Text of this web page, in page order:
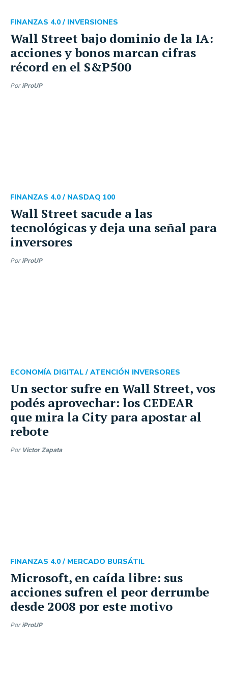
Wall Street bajo dominio de la IA:
acciones y bonos marcan cifras
récord en el S&P500
FINANZAS 4.0 / INVERSIONES
Por iProUP
Wall Street sacude a las
tecnológicas y deja una señal para
inversores
FINANZAS 4.0 / NASDAQ 100
Por iProUP
Un sector sufre en Wall Street, vos
podés aprovechar: los CEDEAR
que mira la City para apostar al
rebote
ECONOMÍA DIGITAL / ATENCIÓN INVERSORES
Por Víctor Zapata
Microsoft, en caída libre: sus
acciones sufren el peor derrumbe
desde 2008 por este motivo
FINANZAS 4.0 / MERCADO BURSÁTIL
Por iProUP